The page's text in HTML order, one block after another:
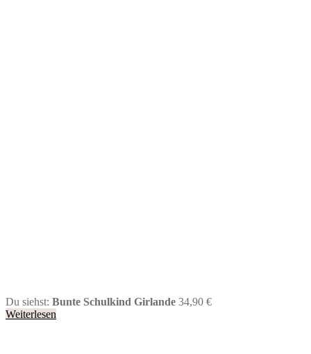
Du siehst: Bunte Schulkind Girlande 34,90 €
Weiterlesen